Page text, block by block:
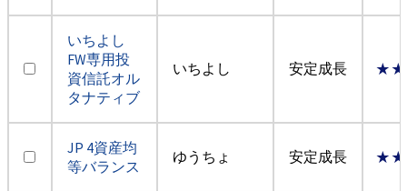
いちよし
FW専用投
資信託オル
タナティブ
いちよし 安定成長
JP 4資産均
等バランス
ゆうちょ 安定成長